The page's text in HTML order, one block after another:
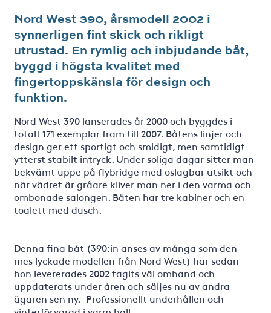
Nord West 390, årsmodell 2002 i
synnerligen fint skick och rikligt
utrustad. En rymlig och inbjudande båt,
byggd i högsta kvalitet med
fingertoppskänsla för design och
funktion.
Nord West 390 lanserades år 2000 och byggdes i
totalt 171 exemplar fram till 2007. Båtens linjer och
design ger ett sportigt och smidigt, men samtidigt
ytterst stabilt intryck. Under soliga dagar sitter man
bekvämt uppe på flybridge med oslagbar utsikt och
när vädret är gråare kliver man ner i den varma och
ombonade salongen. Båten har tre kabiner och en
toalett med dusch.
Denna fina båt (390:in anses av många som den
mes lyckade modellen från Nord West) har sedan
hon levererades 2002 tagits väl omhand och
uppdaterats under åren och säljes nu av andra
ägaren sen ny. Professionellt underhållen och